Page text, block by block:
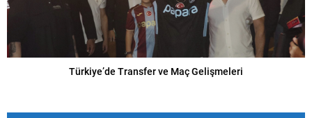
Türkiye’de Transfer ve Maç Gelişmeleri